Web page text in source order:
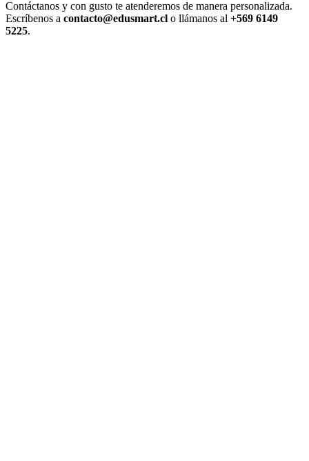
Contáctanos y con gusto te atenderemos de manera personalizada.
Escríbenos a contacto@edusmart.cl o llámanos al +569 6149
5225.